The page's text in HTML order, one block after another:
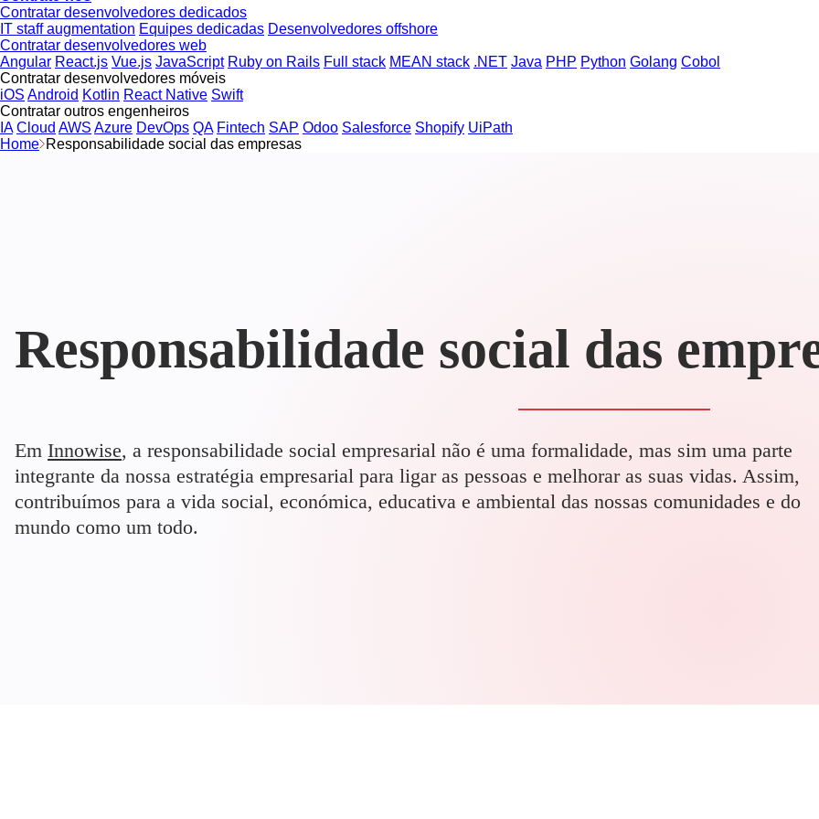
Contratar desenvolvedores dedicados
IT staff augmentation Equipes dedicadas Desenvolvedores offshore
Contratar desenvolvedores web
Angular React.js Vue.js JavaScript Ruby on Rails Full stack MEAN stack .NET Java PHP Python Golang Cobol
Contratar desenvolvedores móveis
iOS Android Kotlin React Native Swift
Contratar outros engenheiros
IA Cloud AWS Azure DevOps QA Fintech SAP Odoo Salesforce Shopify UiPath
Home Responsabilidade social das empresas
Responsabilidade social das
Em Innowise, a responsabilidade social empresarial não é uma formalidade, mas sim uma parte
integrante da nossa estratégia empresarial para ligar as pessoas e melhorar as suas vidas. Assim,
contribuímos para a vida social, económica, educativa e ambiental das nossas comunidades e do
mundo como um todo.